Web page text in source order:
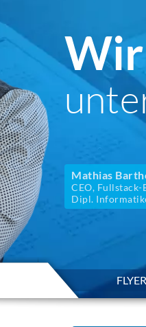
Mathias
CEO,
Dipl.